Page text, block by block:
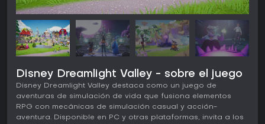
Disney Dreamlight Valley - sobre el juego
Disney Dreamlight Valley destaca como un juego de
aventuras de simulación de vida que fusiona elementos
RPG con mecánicas de simulación casual y acción-
aventura. Disponible en PC y otras plataformas, invita a los